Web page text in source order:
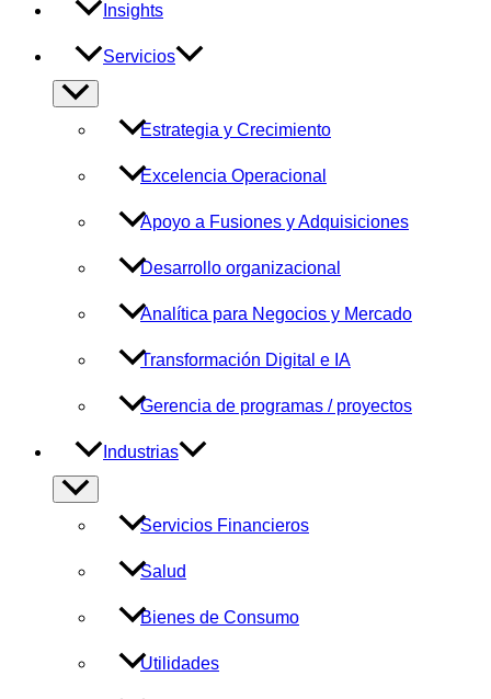
Insights
Servicios
Alternar
menú
Estrategia y Crecimiento
Excelencia Operacional
Apoyo a Fusiones y Adquisiciones
Desarrollo organizacional
Analítica para Negocios y Mercado
Transformación Digital e IA
Gerencia de programas / proyectos
Industrias
Alternar
menú
Servicios Financieros
Salud
Bienes de Consumo
Utilidades